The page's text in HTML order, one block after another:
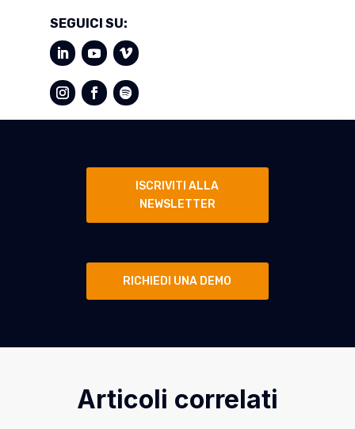
SEGUICI SU:
ISCRIVITI ALLA
NEWSLETTER
RICHIEDI UNA DEMO
Articoli correlati